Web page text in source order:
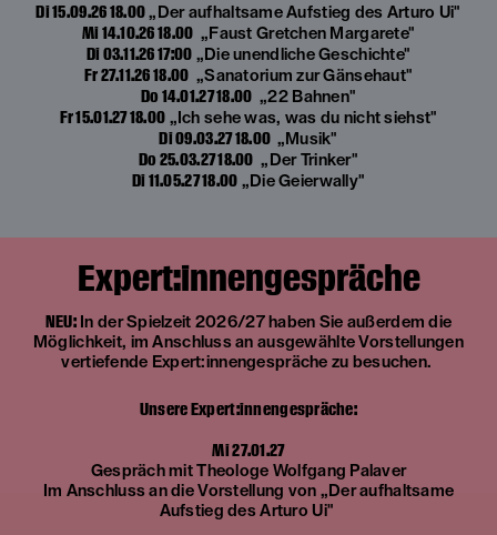
Di 15.09.26 18.00 „Der aufhaltsame Aufstieg des Arturo Ui"
Mi 14.10.26 18.00 „Faust Gretchen Margarete"
Di 03.11.26 17:00 „Die unendliche Geschichte"
Fr 27.11.26 18.00 „Sanatorium zur Gänsehaut"
Do 14.01.27 18.00 „22 Bahnen"
Fr 15.01.27 18.00 „Ich sehe was, was du nicht siehst"
Di 09.03.27 18.00 „Musik"
Do 25.03.27 18.00 „Der Trinker"
Di 11.05.27 18.00 „Die Geierwally"
Expert:innengespräche
NEU:In der Spielzeit 2026/27 haben Sie außerdem die
Möglichkeit, im Anschluss an ausgewählte Vorstellungen
vertiefende Expert:innengespräche zu besuchen.
Unsere Expert:innengespräche:
Mi 27.01.27
Gespräch mit Theologe Wolfgang Palaver
Im Anschluss an die Vorstellung von „Der aufhaltsame
Aufstieg des Arturo Ui"